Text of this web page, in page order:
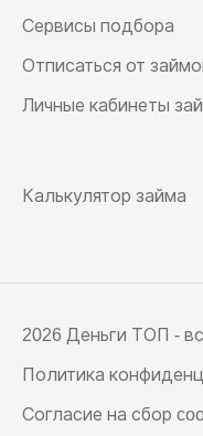
Сервисы подбора
Отписаться от
Личные кабинеты
Калькулятор займа
2026 Деньги ТОП -
Политика
Согласие на сбор